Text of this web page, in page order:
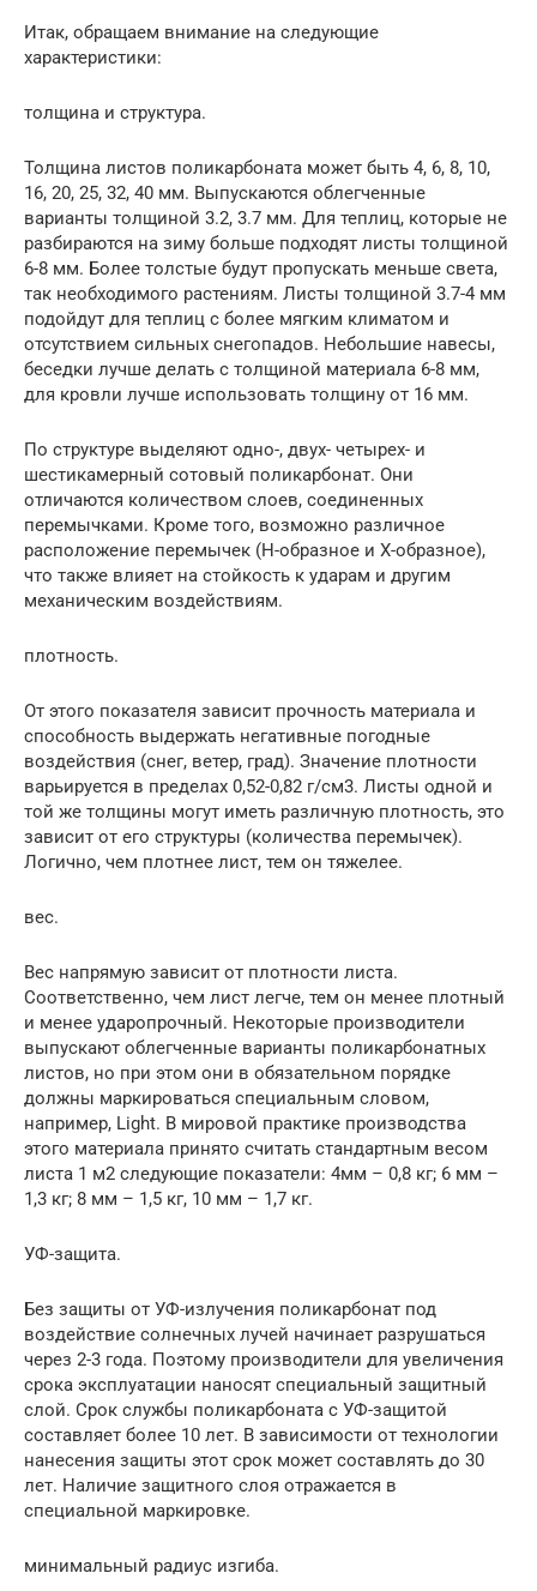
Итак, обращаем внимание на следующие
характеристики:
толщина и структура.
Толщина листов поликарбоната может быть 4, 6, 8, 10,
16, 20, 25, 32, 40 мм. Выпускаются облегченные
варианты толщиной 3.2, 3.7 мм. Для теплиц, которые не
разбираются на зиму больше подходят листы толщиной
6-8 мм. Более толстые будут пропускать меньше света,
так необходимого растениям. Листы толщиной 3.7-4 мм
подойдут для теплиц с более мягким климатом и
отсутствием сильных снегопадов. Небольшие навесы,
беседки лучше делать с толщиной материала 6-8 мм,
для кровли лучше использовать толщину от 16 мм.
По структуре выделяют одно-, двух- четырех- и
шестикамерный сотовый поликарбонат. Они
отличаются количеством слоев, соединенных
перемычками. Кроме того, возможно различное
расположение перемычек (Н-образное и Х-образное),
что также влияет на стойкость к ударам и другим
механическим воздействиям.
плотность.
От этого показателя зависит прочность материала и
способность выдержать негативные погодные
воздействия (снег, ветер, град). Значение плотности
варьируется в пределах 0,52-0,82 г/см3. Листы одной и
той же толщины могут иметь различную плотность, это
зависит от его структуры (количества перемычек).
Логично, чем плотнее лист, тем он тяжелее.
вес.
Вес напрямую зависит от плотности листа.
Соответственно, чем лист легче, тем он менее плотный
и менее ударопрочный. Некоторые производители
выпускают облегченные варианты поликарбонатных
листов, но при этом они в обязательном порядке
должны маркироваться специальным словом,
например, Light. В мировой практике производства
этого материала принято считать стандартным весом
листа 1 м2 следующие показатели: 4мм – 0,8 кг; 6 мм –
1,3 кг; 8 мм – 1,5 кг, 10 мм – 1,7 кг.
УФ-защита.
Без защиты от УФ-излучения поликарбонат под
воздействие солнечных лучей начинает разрушаться
через 2-3 года. Поэтому производители для увеличения
срока эксплуатации наносят специальный защитный
слой. Срок службы поликарбоната с УФ-защитой
составляет более 10 лет. В зависимости от технологии
нанесения защиты этот срок может составлять до 30
лет. Наличие защитного слоя отражается в
специальной маркировке.
минимальный радиус изгиба.